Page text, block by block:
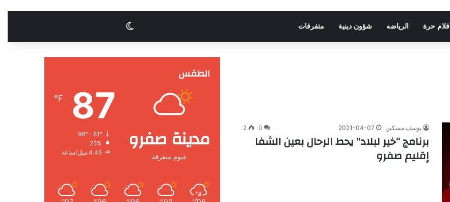
أقلام حرة الرياضه شؤون دينية متفرقات الوضع المظلم
يوسف مسكين 2021-04-07
0
2
برنامج “خير لبلاد” يحط الرحال بعين الشفا
إقليم صفرو
الطقس
مدينة صفرو
غيوم متفرقة
87
℉
25%
4.45 ميل/ساعة
℉
℉
℉
℉
℉